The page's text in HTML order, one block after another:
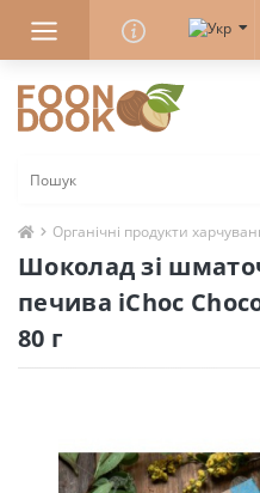
Органічні продукти
Шоколад зі
печива iChoc
80 г